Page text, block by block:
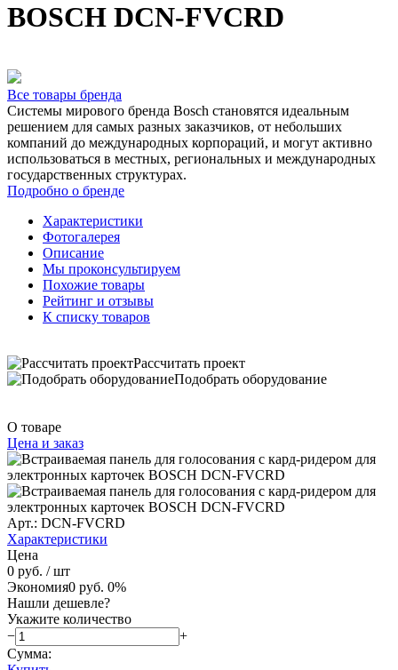
BOSCH DCN-FVCRD
Все товары бренда
Системы мирового бренда Bosch становятся идеальным
решением для самых разных заказчиков, от небольших
компаний до международных корпораций, и могут активно
использоваться в местных, региональных и международных
государственных структурах.
Подробно о бренде
Характеристики
Фотогалерея
Описание
Мы проконсультируем
Похожие товары
Рейтинг и отзывы
К списку товаров
Рассчитать проект
Подобрать оборудование
О товаре
Цена и заказ
Арт.: DCN-FVCRD
Характеристики
Цена
0 руб. / шт
Экономия0 руб. 0%
Нашли дешевле?
Укажите количество
−
+
Сумма: